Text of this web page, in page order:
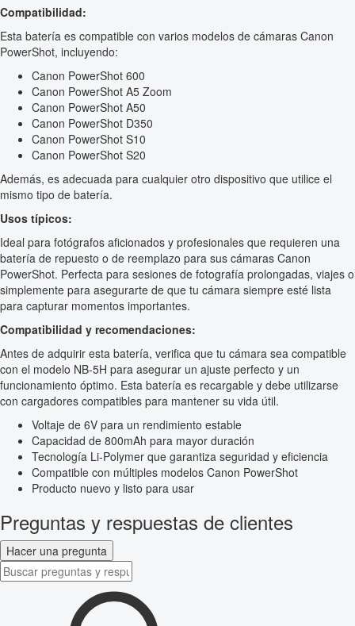
Compatibilidad:
Esta batería es compatible con varios modelos de cámaras Canon
PowerShot, incluyendo:
Canon PowerShot 600
Canon PowerShot A5 Zoom
Canon PowerShot A50
Canon PowerShot D350
Canon PowerShot S10
Canon PowerShot S20
Además, es adecuada para cualquier otro dispositivo que utilice el
mismo tipo de batería.
Usos típicos:
Ideal para fotógrafos aficionados y profesionales que requieren una
batería de repuesto o de reemplazo para sus cámaras Canon
PowerShot. Perfecta para sesiones de fotografía prolongadas, viajes o
simplemente para asegurarte de que tu cámara siempre esté lista
para capturar momentos importantes.
Compatibilidad y recomendaciones:
Antes de adquirir esta batería, verifica que tu cámara sea compatible
con el modelo NB-5H para asegurar un ajuste perfecto y un
funcionamiento óptimo. Esta batería es recargable y debe utilizarse
con cargadores compatibles para mantener su vida útil.
Voltaje de 6V para un rendimiento estable
Capacidad de 800mAh para mayor duración
Tecnología Li-Polymer que garantiza seguridad y eficiencia
Compatible con múltiples modelos Canon PowerShot
Producto nuevo y listo para usar
Preguntas y respuestas de clientes
Hacer una pregunta